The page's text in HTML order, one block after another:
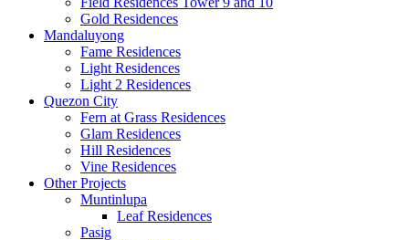
Gold Residences
Mandaluyong
Fame Residences
Light Residences
Light 2 Residences
Quezon City
Fern at Grass Residences
Glam Residences
Hill Residences
Vine Residences
Other Projects
Muntinlupa
Leaf Residences
Pasig